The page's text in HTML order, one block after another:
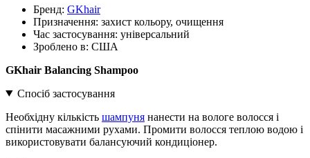
Бренд: GKhair
Призначення: захист кольору, очищення
Час застосування: універсальний
Зроблено в: США
GKhair Balancing Shampoo
Спосіб застосування
Необхідну кількість шампуня нанести на вологе волосся і
спінити масажними рухами. Промити волосся теплою водою і
використовувати балансуючий кондиціонер.